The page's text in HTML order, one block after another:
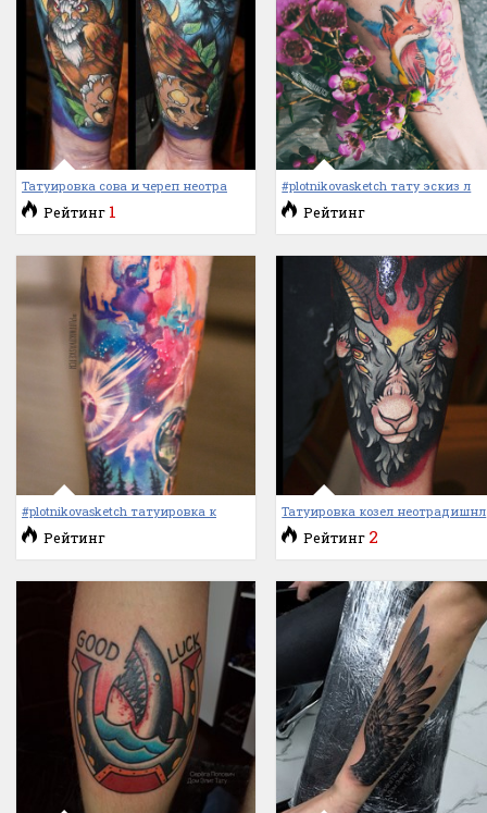
Татуировка сова и череп неотра
Рейтинг 1
#plotnikovasketch тату эскиз л
Рейтинг
#plotnikovasketch татуировка к
Рейтинг
Татуировка козел неотрадишнл
Рейтинг 2